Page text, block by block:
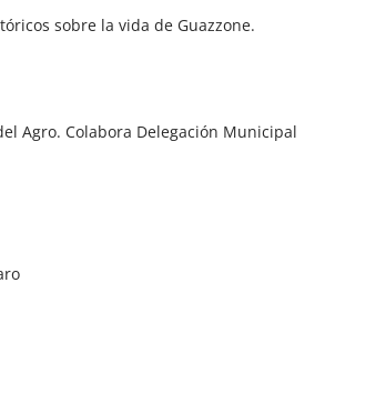
sobre la vida de Guazzone.
Agro. Colabora Delegación Municipal